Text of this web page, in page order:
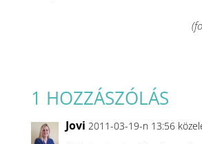
1 HOZZÁSZÓLÁS
Jovi 2011-03-19-n 13:56